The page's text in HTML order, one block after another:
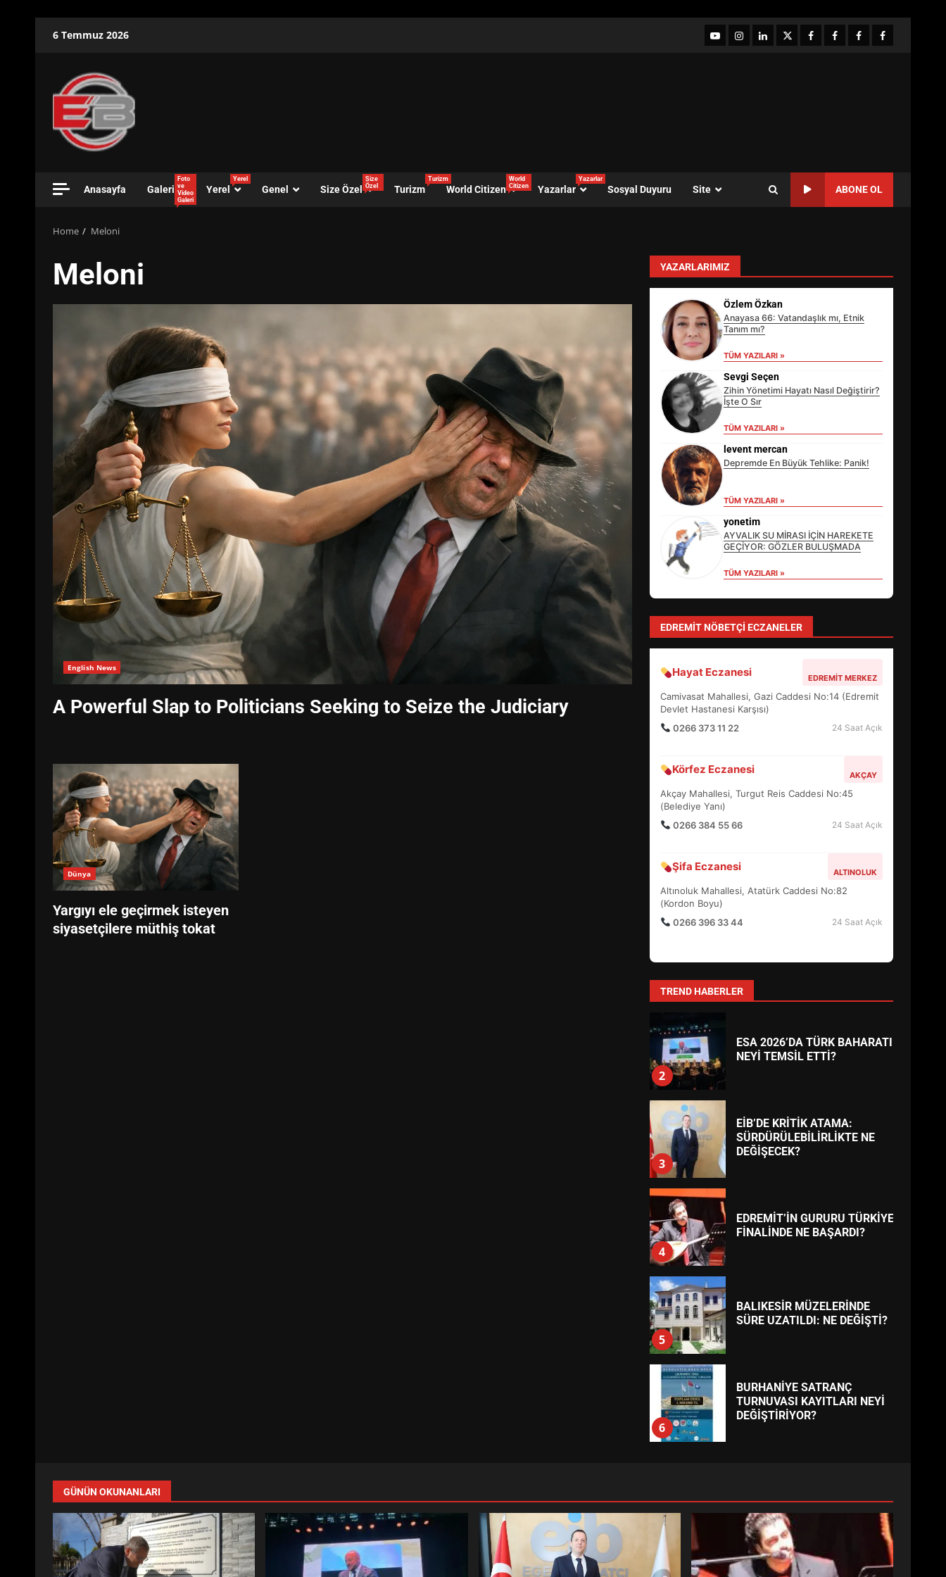
6 Temmuz 2026 YouTubeInstagram
LinkedIntwitterfacebook-Facebook-
Facebook-Facebook-
Anasayfa Galeri
Foto
ve
Video
Galeri
Yerel
Yerel
Genel Size Özel
Size
Özel
Turizm
Turizm
World Citizen
World
Citizen
Yazarlar
Yazarlar
Sosyal Duyuru Site ABONE OL
Home Meloni
Meloni
English News
A Powerful Slap to Politicians Seeking to Seize the Judiciary
Dünya
Yargıyı ele geçirmek isteyen
siyasetçilere müthiş tokat
YAZARLARIMIZ
Özlem Özkan
Anayasa 66: Vatandaşlık mı, Etnik
Tanım mı?
TÜM YAZILARI »
Sevgi Seçen
Zihin Yönetimi Hayatı Nasıl Değiştirir?
İşte O Sır
TÜM YAZILARI »
levent mercan
Depremde En Büyük Tehlike: Panik!
TÜM YAZILARI »
yonetim
AYVALIK SU MİRASI İÇİN HAREKETE
GEÇİYOR: GÖZLER BULUŞMADA
TÜM YAZILARI »
EDREMIT NÖBETÇI ECZANELER
Hayat Eczanesi EDREMIT MERKEZ
Camivasat Mahallesi, Gazi Caddesi No:14 (Edremit
Devlet Hastanesi Karşısı)
0266 373 11 22
24 Saat Açık
Körfez Eczanesi AKÇAY
Akçay Mahallesi, Turgut Reis Caddesi No:45
(Belediye Yanı)
0266 384 55 66
24 Saat Açık
Şifa Eczanesi ALTINOLUK
Altınoluk Mahallesi, Atatürk Caddesi No:82
(Kordon Boyu)
0266 396 33 44
24 Saat Açık
TREND HABERLER
EİB’DE KRİTİK ATAMA:
SÜRDÜRÜLEBİLİRLİKTE NE
DEĞİŞECEK?
4
EDREMİT’İN GURURU TÜRKİYE
FİNALİNDE NE BAŞARDI?
5
BALIKESİR MÜZELERİNDE
SÜRE UZATILDI: NE DEĞİŞTİ?
6
BURHANİYE SATRANÇ
DEĞİŞTİRİYOR?
7
BURHANİYE
BELEDİYESPOR’DA YENİ
YÖNETİM NASIL ŞEKİLLENDİ?
1
HAREKETE GEÇİYOR: GÖZLER
2
ESA 2026’DA TÜRK BAHARATI
NEYİ TEMSİL ETTİ?
3
EİB’DE KRİTİK ATAMA:
SÜRDÜRÜLEBİLİRLİKTE NE
DEĞİŞECEK?
4
EDREMİT’İN GURURU TÜRKİYE
FİNALİNDE NE BAŞARDI?
5
BALIKESİR MÜZELERİNDE
SÜRE UZATILDI: NE DEĞİŞTİ?
6
BURHANİYE SATRANÇ
TURNUVASI KAYITLARI NEYİ
DEĞİŞTİRİYOR?
7
YÖNETİM NASIL ŞEKİLLENDİ?
AYVALIK SU MİRASI İÇİN
GÜNÜN OKUNANLARI